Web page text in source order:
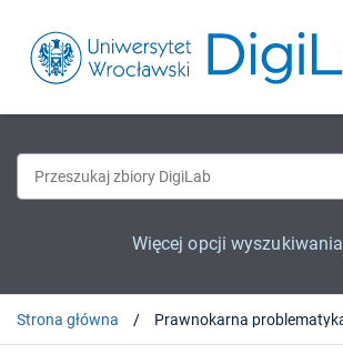
Więcej opcji wyszukiwania
Strona główna